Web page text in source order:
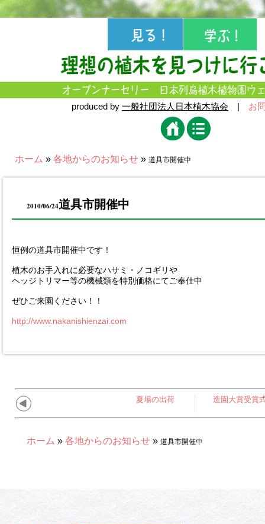
produced by 一般社団法人日本植木協会 | お
ホーム » 各地からのお知らせ » 道具市開催中
2010/06/24道具市開催中
恒例の道具市開催中です！
植木のお手入れに必要なハサミ・ノコギリや
ヘッジトリマー等の機械類を特別価格にてご奉仕中
ぜひご来園ください！！
http://www.nakanishienzai.com
夏場の出荷 造園大賞受賞
ホーム » 各地からのお知らせ » 道具市開催中